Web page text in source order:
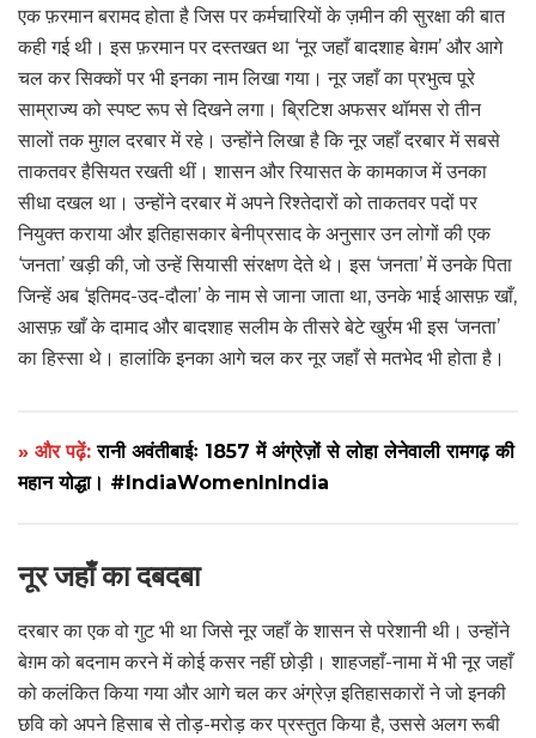
एक फ़रमान बरामद होता है जिस पर कर्मचारियों के ज़मीन की सुरक्षा की बात
कही गई थी। इस फ़रमान पर दस्तखत था ‘नूर जहाँ बादशाह बेग़म’ और आगे
चल कर सिक्कों पर भी इनका नाम लिखा गया। नूर जहाँ का प्रभुत्व पूरे
साम्राज्य को स्पष्ट रूप से दिखने लगा। ब्रिटिश अफसर थॉमस रो तीन
सालों तक मुग़ल दरबार में रहे। उन्होंने लिखा है कि नूर जहाँ दरबार में सबसे
ताकतवर हैसियत रखती थीं। शासन और रियासत के कामकाज में उनका
सीधा दखल था। उन्होंने दरबार में अपने रिश्तेदारों को ताकतवर पदों पर
नियुक्त कराया और इतिहासकार बेनीप्रसाद के अनुसार उन लोगों की एक
‘जनता’ खड़ी की, जो उन्हें सियासी संरक्षण देते थे। इस ‘जनता’ में उनके पिता
जिन्हें अब ‘इतिमद-उद-दौला’ के नाम से जाना जाता था, उनके भाई आसफ़ खाँ,
आसफ़ खाँ के दामाद और बादशाह सलीम के तीसरे बेटे खुर्रम भी इस ‘जनता’
का हिस्सा थे। हालांकि इनका आगे चल कर नूर जहाँ से मतभेद भी होता है।
» और पढ़ें:रानी अवंतीबाईः 1857 में अंग्रेज़ों से लोहा लेनेवाली रामगढ़ की
महान योद्धा। #IndiaWomenInIndia
नूर जहाँ का दबदबा
दरबार का एक वो गुट भी था जिसे नूर जहाँ के शासन से परेशानी थी। उन्होंने
बेग़म को बदनाम करने में कोई कसर नहीं छोड़ी। शाहजहाँ-नामा में भी नूर जहाँ
को कलंकित किया गया और आगे चल कर अंग्रेज़ इतिहासकारों ने जो इनकी
छवि को अपने हिसाब से तोड़-मरोड़ कर प्रस्तुत किया है, उससे अलग रूबी